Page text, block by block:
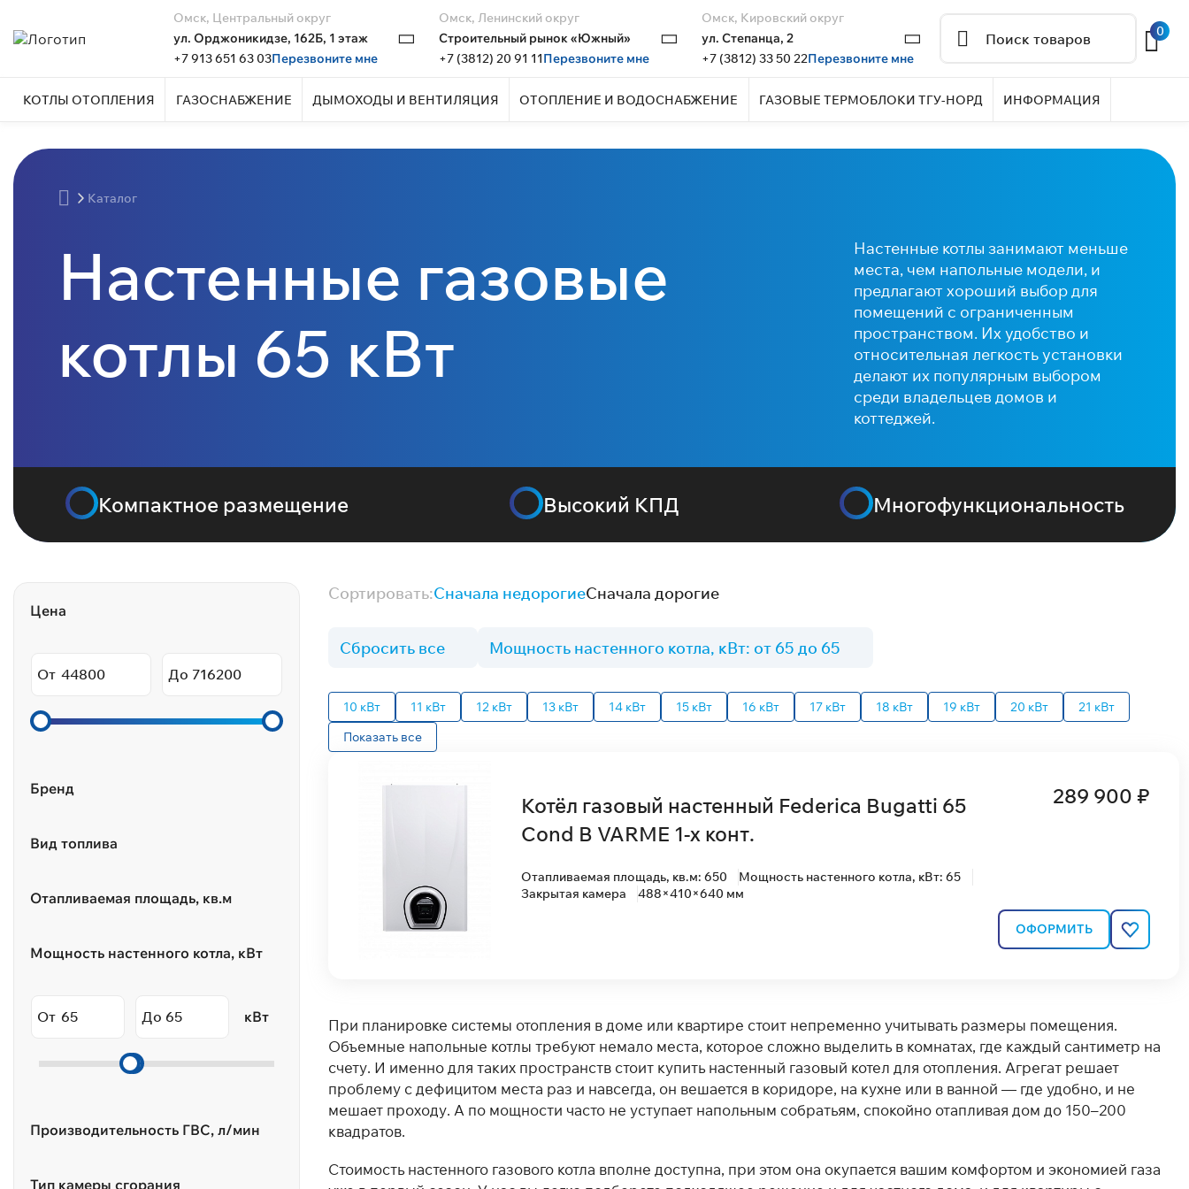
Омск, Центральный округ
ул. Орджоникидзе, 162Б, 1 этаж
+7 913 651 63 03Перезвоните мне
Омск, Ленинский округ
Строительный рынок «Южный»
+7 (3812) 20 91 11Перезвоните мне
Омск, Кировский округ
ул. Степанца, 2
+7 (3812) 33 50 22Перезвоните мне
0
КОТЛЫ ОТОПЛЕНИЯ ГАЗОСНАБЖЕНИЕ ДЫМОХОДЫ И ВЕНТИЛЯЦИЯ ОТОПЛЕНИЕ И ВОДОСНАБЖЕНИЕ ГАЗОВЫЕ ТЕРМОБЛОКИ ТГУ-НОРД ИНФОРМАЦИЯ
Каталог
Настенные газовые
котлы 65 кВт
Настенные котлы занимают меньше
места, чем напольные модели, и
предлагают хороший выбор для
помещений с ограниченным
пространством. Их удобство и
относительная легкость установки
делают их популярным выбором
среди владельцев домов и
коттеджей.
Компактное размещение Высокий КПД Многофункциональность
Цена
От До
Бренд
Вид топлива
Отапливаемая площадь, кв.м
Мощность настенного котла, кВт
От До кВт
Производительность ГВС, л/мин
Тип камеры сгорания
Сортировать:Сначала недорогиеСначала дорогие
Сбросить все Мощность настенного котла, кВт: от 65 до 65
10 кВт 11 кВт 12 кВт 13 кВт 14 кВт 15 кВт 16 кВт 17 кВт 18 кВт 19 кВт 20 кВт
21 кВт
Показать все
Котёл газовый настенный Federica Bugatti 65
Cond B VARME 1-х конт.
Отапливаемая площадь, кв.м: 650
Мощность настенного котла, кВт: 65
Закрытая камера
488×410×640 мм
289 900 ₽
ОФОРМИТЬ
При планировке системы отопления в доме или квартире стоит непременно учитывать размеры помещения.
Объемные напольные котлы требуют немало места, которое сложно выделить в комнатах, где каждый сантиметр на
счету. И именно для таких пространств стоит купить настенный газовый котел для отопления. Агрегат решает
проблему с дефицитом места раз и навсегда, он вешается в коридоре, на кухне или в ванной — где удобно, и не
мешает проходу. А по мощности часто не уступает напольным собратьям, спокойно отапливая дом до 150–200
квадратов.
Стоимость настенного газового котла вполне доступна, при этом она окупается вашим комфортом и экономией газа